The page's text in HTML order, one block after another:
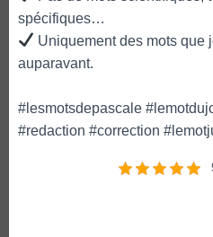
spécifiques…
Uniquement des mots que
auparavant.
#lesmotsdepascale
#redaction #correction